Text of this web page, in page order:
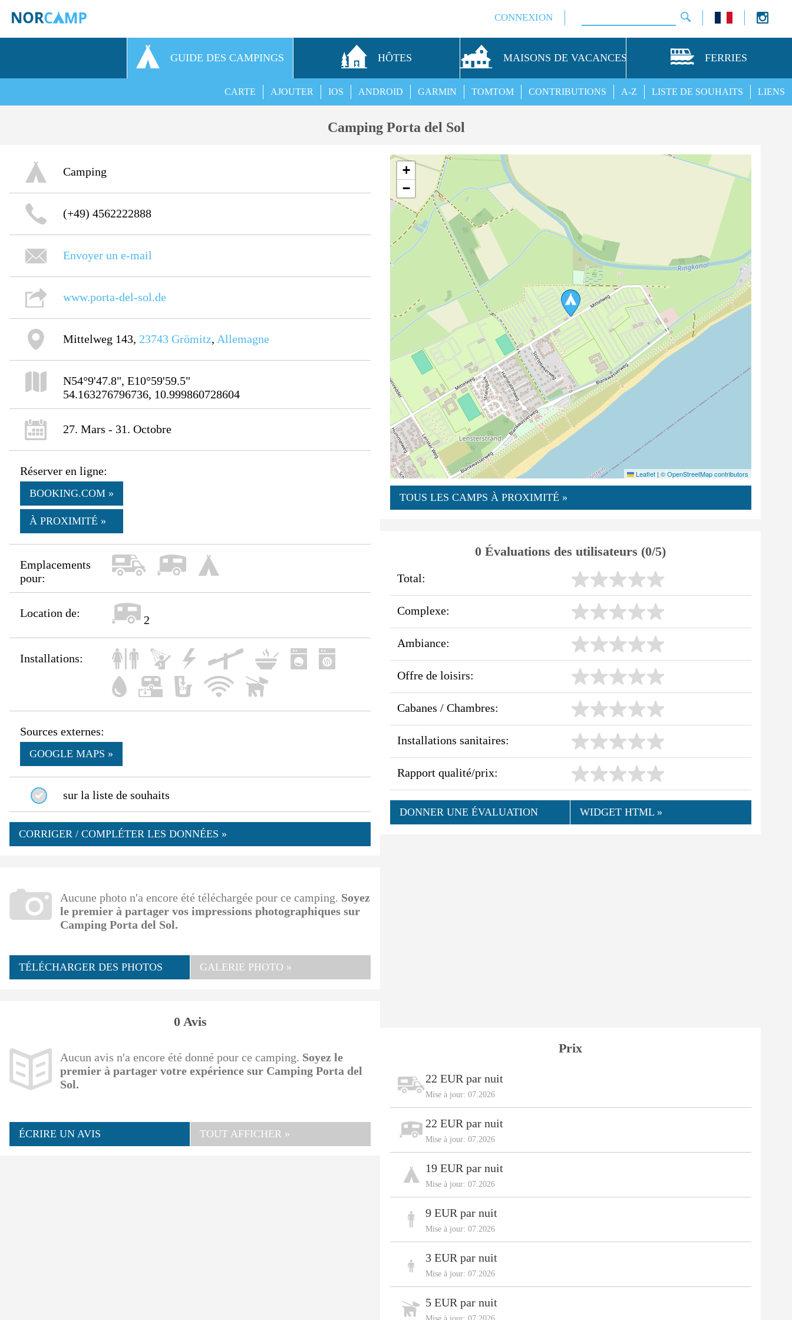
CONNEXION
GUIDE DES CAMPINGS HÔTES MAISONS DE VACANCES FERRIES
LIENS
LISTE DE SOUHAITS
A-Z
CONTRIBUTIONS
TOMTOM
GARMIN
ANDROID
IOS
AJOUTER
CARTE
Camping Porta del Sol
Camping
(+49) 4562222888
Envoyer un e-mail
www.porta-del-sol.de
Mittelweg 143, 23743 Grömitz, Allemagne
N54°9'47.8", E10°59'59.5"
54.163276796736, 10.999860728604
27. Mars - 31. Octobre
Réserver en ligne:
BOOKING.COM »
À PROXIMITÉ »
Emplacements
pour:
Location de:
2
Installations:
Sources externes:
GOOGLE MAPS »
sur la liste de souhaits
CORRIGER / COMPLÉTER LES DONNÉES »
Aucune photo n'a encore été téléchargée pour ce camping. Soyez
le premier à partager vos impressions photographiques sur
Camping Porta del Sol.
TÉLÉCHARGER DES PHOTOS GALERIE PHOTO »
0 Avis
Aucun avis n'a encore été donné pour ce camping. Soyez le
premier à partager votre expérience sur Camping Porta del
Sol.
ÉCRIRE UN AVIS TOUT AFFICHER »
+
−
Leaflet | © OpenStreetMap contributors
TOUS LES CAMPS À PROXIMITÉ »
0 Évaluations des utilisateurs (0/5)
Total:
Complexe:
Ambiance:
Offre de loisirs:
Cabanes / Chambres:
Installations sanitaires:
Rapport qualité/prix:
DONNER UNE ÉVALUATION WIDGET HTML »
Prix
22 EUR par nuit
Mise à jour: 07.2026
22 EUR par nuit
Mise à jour: 07.2026
19 EUR par nuit
Mise à jour: 07.2026
9 EUR par nuit
Mise à jour: 07.2026
3 EUR par nuit
Mise à jour: 07.2026
5 EUR par nuit